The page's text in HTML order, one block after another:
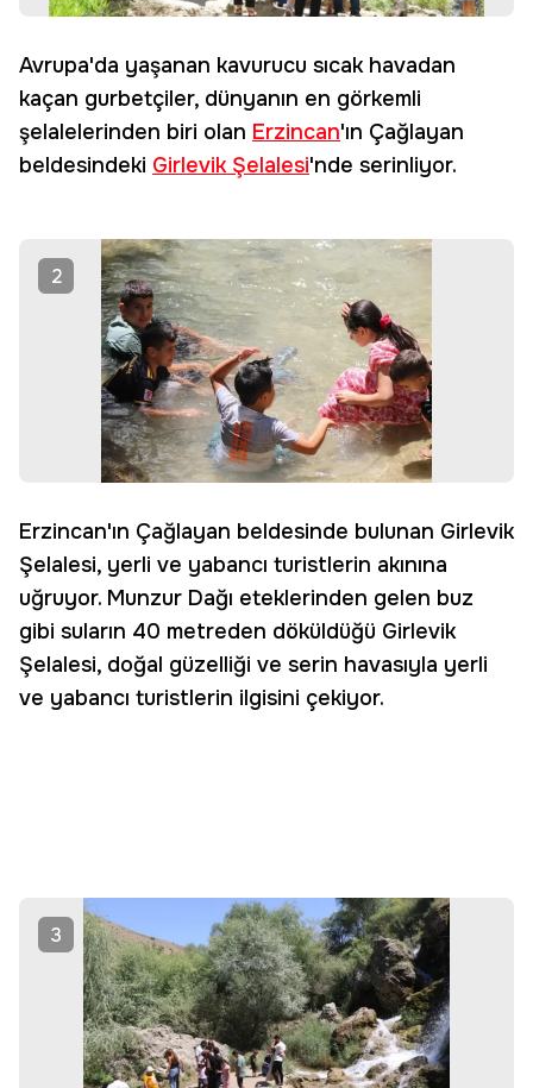
Avrupa'da yaşanan kavurucu sıcak havadan
kaçan gurbetçiler, dünyanın en görkemli
şelalelerinden biri olan Erzincan'ın Çağlayan
beldesindeki Girlevik Şelalesi'nde serinliyor.
2
Erzincan'ın Çağlayan beldesinde bulunan Girlevik
Şelalesi, yerli ve yabancı turistlerin akınına
uğruyor. Munzur Dağı eteklerinden gelen buz
gibi suların 40 metreden döküldüğü Girlevik
Şelalesi, doğal güzelliği ve serin havasıyla yerli
ve yabancı turistlerin ilgisini çekiyor.
3